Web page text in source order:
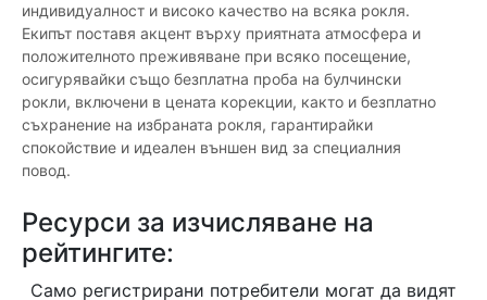
индивидуалност и високо качество на всяка рокля.
Екипът поставя акцент върху приятната атмосфера и
положителното преживяване при всяко посещение,
осигурявайки също безплатна проба на булчински
рокли, включени в цената корекции, както и безплатно
съхранение на избраната рокля, гарантирайки
спокойствие и идеален външен вид за специалния
повод.
Ресурси за изчисляване на
рейтингите:
Само регистрирани потребители могат да видят